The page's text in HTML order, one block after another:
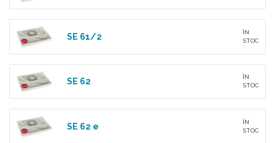
SE 61/2
ÎN
STOC
SE 62
ÎN
STOC
SE 62 e
ÎN
STOC